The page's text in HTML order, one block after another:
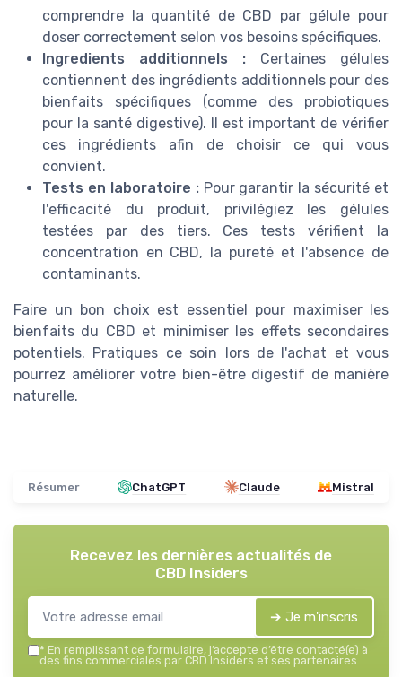
comprendre la quantité de CBD par gélule pour
doser correctement selon vos besoins spécifiques.
Ingredients additionnels : Certaines gélules
contiennent des ingrédients additionnels pour des
bienfaits spécifiques (comme des probiotiques
pour la santé digestive). Il est important de vérifier
ces ingrédients afin de choisir ce qui vous
convient.
Tests en laboratoire :Pour garantir la sécurité et
l'efficacité du produit, privilégiez les gélules
testées par des tiers. Ces tests vérifient la
concentration en CBD, la pureté et l'absence de
contaminants.
Faire un bon choix est essentiel pour maximiser les
bienfaits du CBD et minimiser les effets secondaires
potentiels. Pratiques ce soin lors de l'achat et vous
pourrez améliorer votre bien-être digestif de manière
naturelle.
Résumer ChatGPT Claude Mistral
Recevez les dernières actualités de
CBD Insiders
➔ Je m'inscris
* En remplissant ce formulaire, j’accepte d’être contacté(e) à
des fins commerciales par CBD Insiders et ses partenaires.